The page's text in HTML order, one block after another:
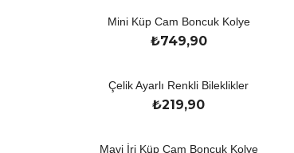
Mini Küp Cam Boncuk Kolye
₺749,90
Çelik Ayarlı Renkli Bileklikler
₺219,90
Mavi İri Küp Cam Boncuk Kolye